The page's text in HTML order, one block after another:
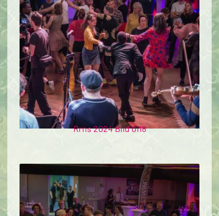
Rrns 2024 Bild 0118